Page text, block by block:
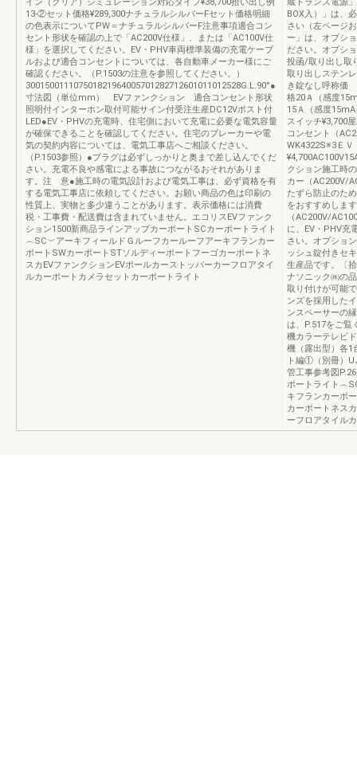
13-②セット価格¥289,300ナチュラルシルバーFセット価格明細
の色表示についてPW＝ナチュラルシルバーF注意事項適合コン
セント形状を確認の上で「AC200V仕様」、または「AC100V仕
様」を選択してください。EV・PHV車両標準装備の充電ケーブ
ルおよび適合コンセントについては、各自動車メーカー様にご
確認ください。（P.1503の注意を参照してください。）
300150011107501821964005701282712601011012528G.L.90°●
寸法図（単位mm） EVファンクション 適合コンセント形状
照明付インターホン取付可能サイン付受注生産DC12Vポスト付
LED●EV・PHVの充電時、住宅側において充電に必要な電気容量
が確保できることを確認してください。住宅のブレーカーや電
気の契約内容については、電気工事店へご相談ください。
（P.1503参照）●プラグは必ずしっかりと奥まで差し込んでくだ
さい。充電不良や感電による事故につながるおそれがありま
す。注 意●施工時の電気設計および電気工事は、必ず資格を有
する電気工事店に依頼してください。お願い商品の色は印刷の
性質上、実物と多少違うことがあります。表示価格には消費
税・工事費・配送費は含まれていません。エコリスEVファンク
ション1500新商品ラインアップカーポートSCカーポートライト
︵SC︶アーキフィールドＧルーフカールーフアーキフランカー
ポートSWカーポートSTソルディーポートフーゴカーポートネ
スカEVファンクションEVポールカーストッパーカーフロアタイ
ルカーポートカメラセットカーポートライト
BOX入）」は、
さい（左ページ
ー」は、オプシ
ださい。オプシ
投函/取り出し取
取り出しステン
き錠なし呼称価
格20Ａ（感度
15Ａ（感度
スイッチ¥3,700
コンセント（
WK4322S※3ＥＶ
クション施工時
カー（AC200V/
たずら防止のた
をおすすめしま
（AC200V/
に、EV・PHV充
さい。オプショ
ッシュ錠付きセ
生産品です。〔
ナソニック㈱の
取り付けが可能
ンズを採用した
ンスペーサーの
は、P.517をご
機カラーテレビ
機（露出型）各1
ト編①（別冊）
管工事参考図
ポートライト
キフランカーポ
カーポートネス
ーフロアタイル